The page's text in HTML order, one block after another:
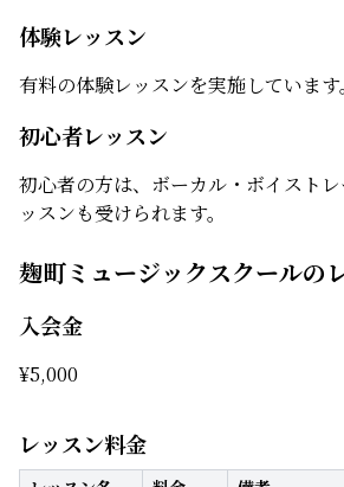
体験レッスン
有料の体験レッスンを実施しています。
初心者レッスン
初心者の方は、ボーカル・ボイスト
ッスンも受けられます。
麹町ミュージックスクールの
入会金
¥5,000
レッスン料金